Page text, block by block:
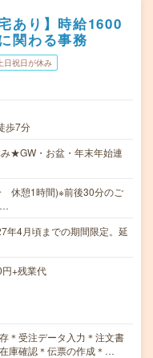
あり】時給1600
関わる事務
日祝日が休み
歩7分
★GW・お盆・年末年始連
休憩1時間)※前後30分のご
4月頃までの期間限定。延
+残業代
＊受注データ入力＊注文書
庫確認＊伝票の作成＊…